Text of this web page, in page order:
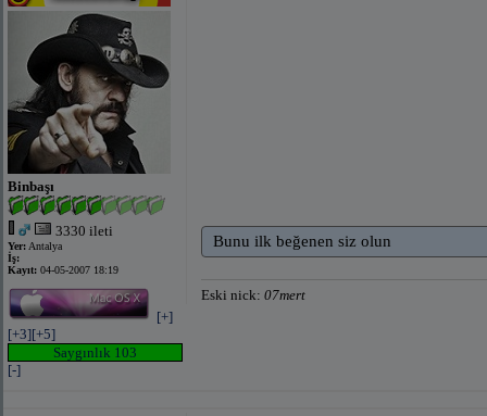
Binbaşı
3330 ileti
Yer: Antalya
İş:
Kayıt: 04-05-2007 18:19
[+]
[+3][+5]
Saygınlık 103
[-]
Bunu ilk beğenen siz olun
Eski nick: 07mert